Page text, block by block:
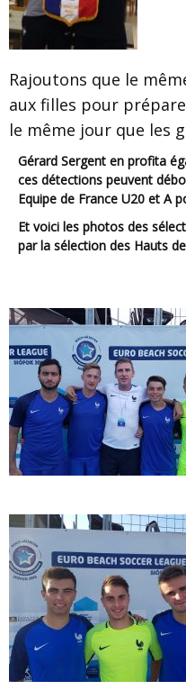
Rajoutons que le
aux filles pour
le même jour que les
Gérard Sergent en profita également pour nous rappeler que
ces détections peuvent
Equipe de France U20 et A
Et voici les photos des sélectionnés U21 et A qui sont passés
par la sélection des Hauts